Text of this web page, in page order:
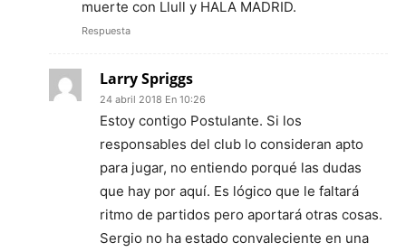
muerte con Llull y HALA MADRID.
Respuesta
Larry Spriggs
24 abril 2018 En 10:26
Estoy contigo Postulante. Si los
responsables del club lo consideran apto
para jugar, no entiendo porqué las dudas
que hay por aquí. Es lógico que le faltará
ritmo de partidos pero aportará otras cosas.
Sergio no ha estado convaleciente en una